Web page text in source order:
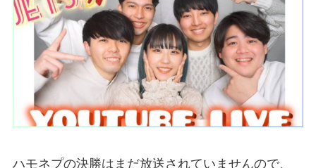
ハモネプの決勝はまだ放送されていませんので、